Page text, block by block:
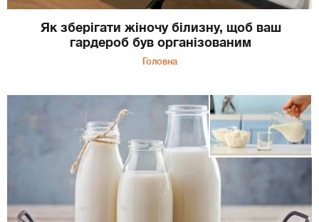
Як зберігати жіночу білизну, щоб ваш
гардероб був організованим
Головна